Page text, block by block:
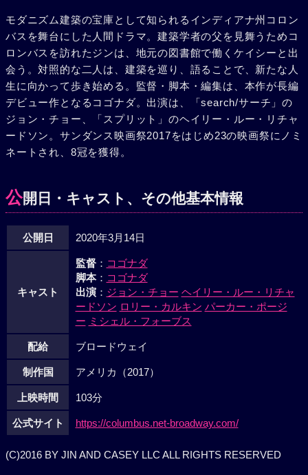
モダニズム建築の宝庫として知られるインディアナ州コロン
バスを舞台にした人間ドラマ。建築学者の父を見舞うためコ
ロンバスを訪れたジンは、地元の図書館で働くケイシーと出
会う。対照的な二人は、建築を巡り、語ることで、新たな人
生に向かって歩き始める。監督・脚本・編集は、本作が長編
デビュー作となるコゴナダ。出演は、「search/サーチ」の
ジョン・チョー、「スプリット」のヘイリー・ルー・リチャ
ードソン。サンダンス映画祭2017をはじめ23の映画祭にノミ
ネートされ、8冠を獲得。
公開日・キャスト、その他基本情報
公開日 2020年3月14日
キャスト
監督： コゴナダ
脚本： コゴナダ
出演： ジョン・チョー ヘイリー・ルー・リチャ
ードソン ロリー・カルキン パーカー・ポージ
ー ミシェル・フォーブス
配給 ブロードウェイ
制作国 アメリカ（2017）
上映時間 103分
公式サイト https://columbus.net-broadway.com/
(C)2016 BY JIN AND CASEY LLC ALL RIGHTS RESERVED